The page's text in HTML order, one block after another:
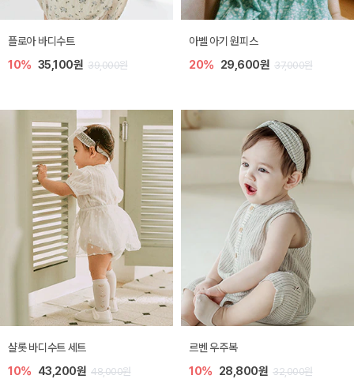
플로아 바디수트
10% 35,100원 39,000원
아벨 아기 원피스
20% 29,600원 37,000원
샬롯 바디수트 세트
10% 43,200원 48,000원
르벤 우주복
10% 28,800원 32,000원